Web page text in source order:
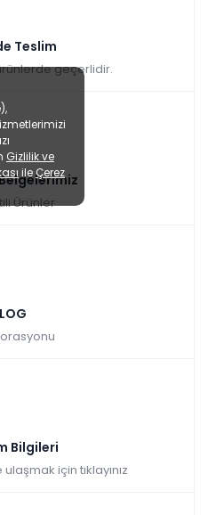
Teslim
geçerlidir.
Ürünler
Bilgileri
için tıklayınız
Gizlilik ve
ileÇerez